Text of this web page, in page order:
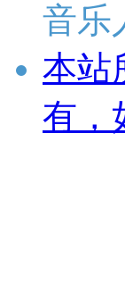
音乐
本站
有，